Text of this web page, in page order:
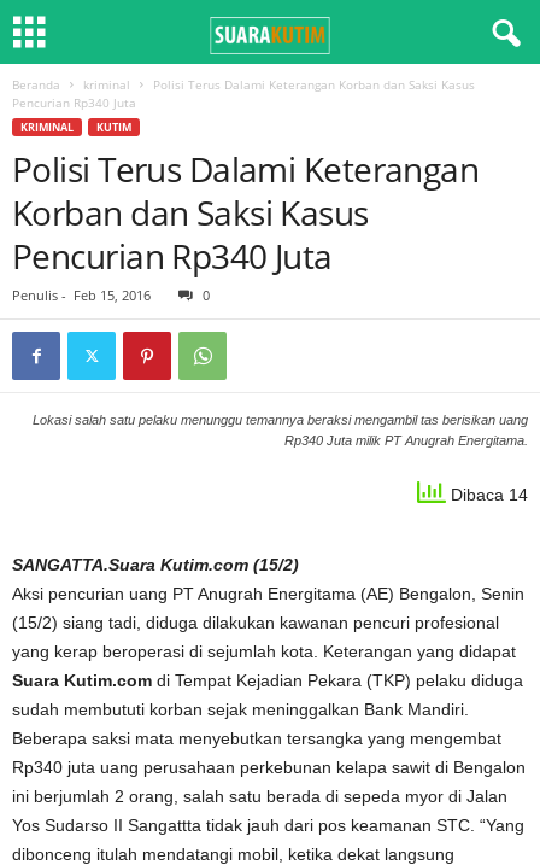
Beranda kriminal
Polisi Terus Dalami Keterangan Korban dan Saksi Kasus
Pencurian Rp340 Juta
KRIMINAL KUTIM
Polisi Terus Dalami Keterangan
Korban dan Saksi Kasus
Pencurian Rp340 Juta
Penulis - Feb 15, 2016 0
Lokasi salah satu pelaku menunggu temannya beraksi mengambil tas berisikan uang
Rp340 Juta milik PT Anugrah Energitama.
Dibaca 14
SANGATTA.Suara Kutim.com (15/2)
Aksi pencurian uang PT Anugrah Energitama (AE) Bengalon, Senin
(15/2) siang tadi, diduga dilakukan kawanan pencuri profesional
yang kerap beroperasi di sejumlah kota. Keterangan yang didapat
Suara Kutim.com di Tempat Kejadian Pekara (TKP) pelaku diduga
sudah membututi korban sejak meninggalkan Bank Mandiri.
Beberapa saksi mata menyebutkan tersangka yang mengembat
Rp340 juta uang perusahaan perkebunan kelapa sawit di Bengalon
ini berjumlah 2 orang, salah satu berada di sepeda myor di Jalan
Yos Sudarso II Sangattta tidak jauh dari pos keamanan STC. “Yang
dibonceng itulah mendatangi mobil, ketika dekat langsung